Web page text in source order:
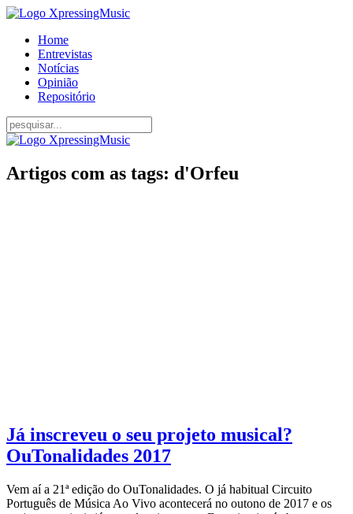
Home
Entrevistas
Notícias
Opinião
Repositório
Artigos com as tags: d'Orfeu
Já inscreveu o seu projeto musical?
OuTonalidades 2017
Vem aí a 21ª edição do OuTonalidades. O já habitual Circuito
Português de Música Ao Vivo acontecerá no outono de 2017 e os